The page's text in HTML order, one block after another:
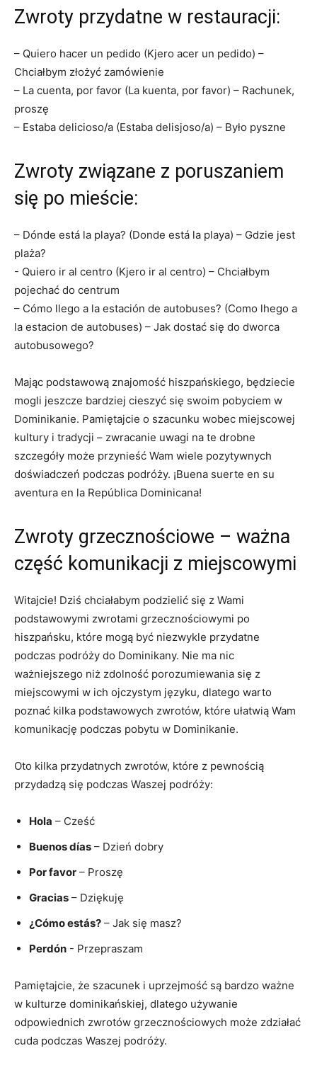
Zwroty przydatne‌ w restauracji:
– Quiero hacer un pedido (Kjero ⁤acer un pedido) –
Chciałbym złożyć zamówienie
– La cuenta, por favor (La kuenta, por favor)⁢ – Rachunek,
proszę
– Estaba delicioso/a (Estaba delisjoso/a) – Było‍ pyszne
Zwroty związane‍ z poruszaniem
się ⁢po mieście:
– Dónde está la playa? (Donde está la playa) – Gdzie jest
plaża?
-⁢ Quiero ir al ⁣centro (Kjero ir al centro) – Chciałbym
‍pojechać do centrum
– Cómo llego a la estación​ de autobuses? (Como lhego a
la estacion​ de autobuses) – Jak dostać się do dworca
autobusowego?
Mając podstawową znajomość hiszpańskiego, będziecie
mogli jeszcze ⁢bardziej ‌cieszyć się swoim pobyciem w
Dominikanie. Pamiętajcie o szacunku wobec ⁢miejscowej⁤
kultury i tradycji – zwracanie uwagi na te drobne
szczegóły może przynieść Wam wiele pozytywnych
doświadczeń podczas podróży. ¡Buena suerte ⁢en su
aventura en ⁣la República Dominicana!
Zwroty grzecznościowe – ważna
‍część komunikacji z miejscowymi
Witajcie! Dziś chciałabym podzielić się z Wami
podstawowymi zwrotami grzecznościowymi po
hiszpańsku,⁣ które‍ mogą być niezwykle‍ przydatne
podczas podróży do Dominikany. ⁣Nie ma nic
ważniejszego niż zdolność‍ porozumiewania się z
miejscowymi w ich ojczystym języku, dlatego warto
poznać‌ kilka podstawowych zwrotów, które ułatwią ‌Wam
komunikację podczas pobytu w Dominikanie.
Oto kilka przydatnych zwrotów,⁢ które z pewnością
przydadzą się podczas Waszej podróży:
Hola – Cześć
Buenos días – Dzień dobry
Por favor – Proszę
Gracias – Dziękuję
¿Cómo estás? – Jak się masz?
Perdón ‍- Przepraszam
Pamiętajcie, że ⁢szacunek i uprzejmość są bardzo ważne
w‍ kulturze dominikańskiej, dlatego używanie
odpowiednich zwrotów grzecznościowych może zdziałać
cuda podczas Waszej podróży.